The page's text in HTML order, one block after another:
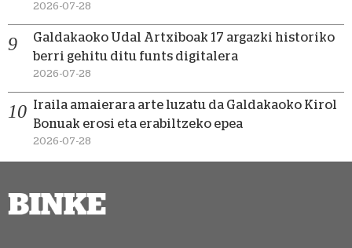
2026-07-28
Galdakaoko Udal Artxiboak 17 argazki historiko
berri gehitu ditu funts digitalera
2026-07-28
Iraila amaierara arte luzatu da Galdakaoko Kirol
Bonuak erosi eta erabiltzeko epea
2026-07-28